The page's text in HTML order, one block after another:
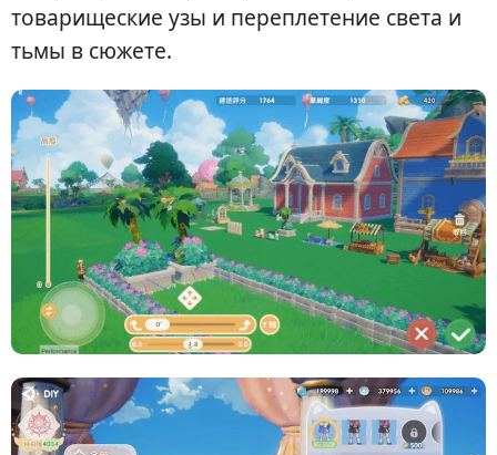
товарищеские узы и переплетение света и
тьмы в сюжете.